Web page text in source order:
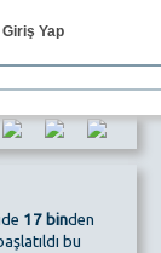
Giriş Yap
17 binden
bu